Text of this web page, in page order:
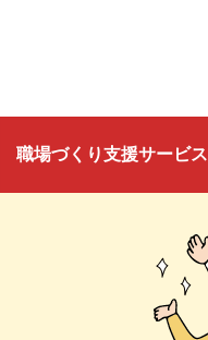
職場づくり支援サービス